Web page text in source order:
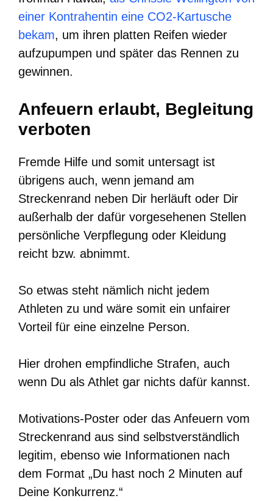
einer Kontrahentin eine CO2-Kartusche
bekam, um ihren platten Reifen wieder
aufzupumpen und später das Rennen zu
gewinnen.
Anfeuern erlaubt, Begleitung
verboten
Fremde Hilfe und somit untersagt ist
übrigens auch, wenn jemand am
Streckenrand neben Dir herläuft oder Dir
außerhalb der dafür vorgesehenen Stellen
persönliche Verpflegung oder Kleidung
reicht bzw. abnimmt.
So etwas steht nämlich nicht jedem
Athleten zu und wäre somit ein unfairer
Vorteil für eine einzelne Person.
Hier drohen empfindliche Strafen, auch
wenn Du als Athlet gar nichts dafür kannst.
Motivations-Poster oder das Anfeuern vom
Streckenrand aus sind selbstverständlich
legitim, ebenso wie Informationen nach
dem Format „Du hast noch 2 Minuten auf
Deine Konkurrenz.“